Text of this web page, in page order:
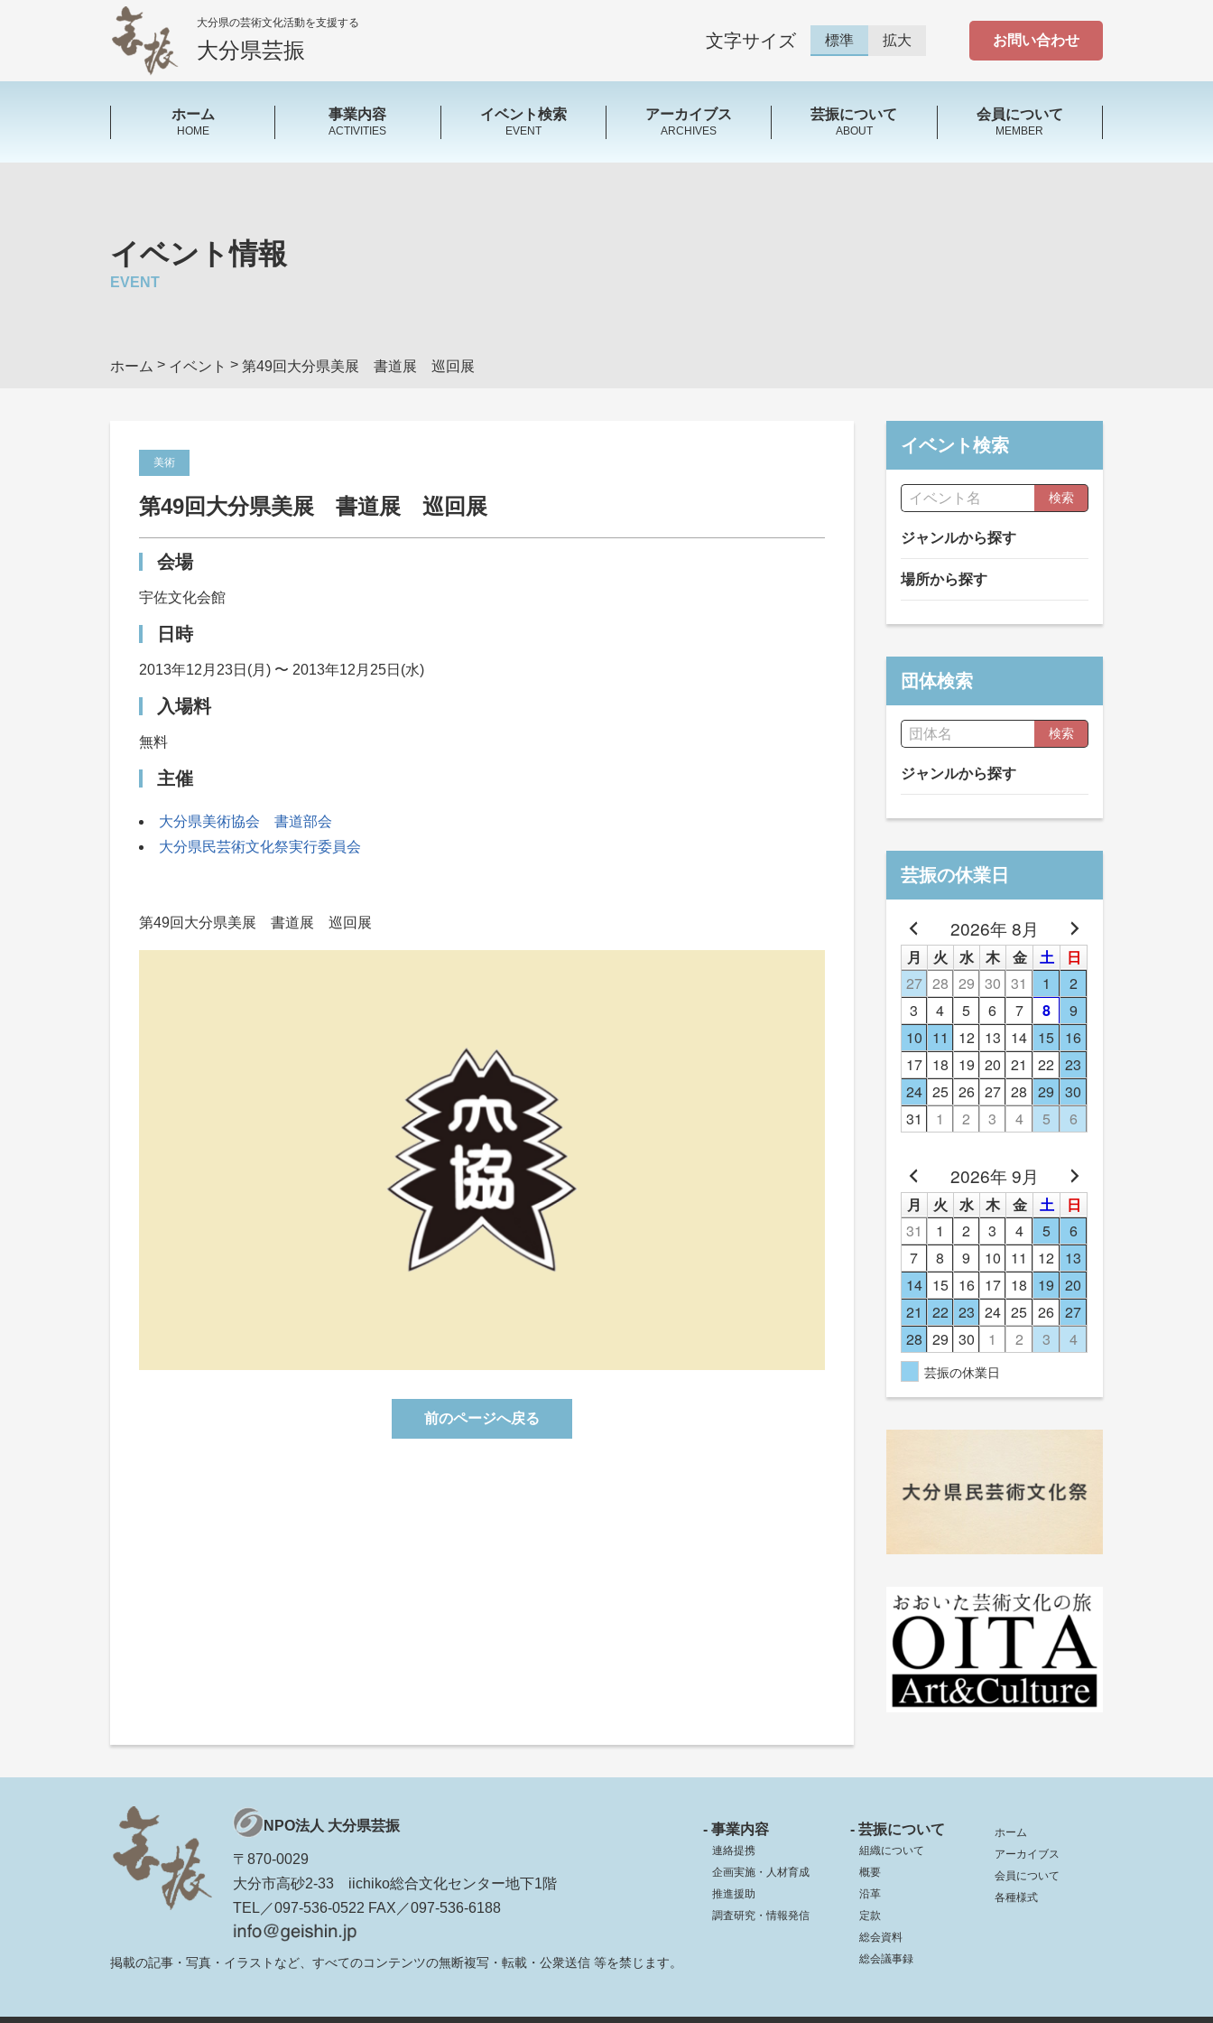
大分県の芸術文化活動を支援する
大分県芸振 文字サイズ 標準 拡大 お問い合わせ
ホーム
HOME
事業内容
ACTIVITIES
イベント検索
EVENT
アーカイブス
ARCHIVES
芸振について
ABOUT
会員について
MEMBER
イベント情報
EVENT
ホーム > イベント > 第49回大分県美展 書道展 巡回展
美術
第49回大分県美展 書道展 巡回展
会場
宇佐文化会館
日時
2013年12月23日(月) 〜 2013年12月25日(水)
入場料
無料
主催
大分県美術協会 書道部会
大分県民芸術文化祭実行委員会
第49回大分県美展 書道展 巡回展
前のページへ戻る
イベント検索
検索
ジャンルから探す
場所から探す
団体検索
検索
ジャンルから探す
芸振の休業日
2026年 8月
月 火 水 木 金 土
日
27 28 29 30 31 1
2
3
4 5 6 7 8
9
10 11 12 13 14 15 16
17 18 19 20 21 22 23
24 25 26 27 28 29 30
31
1 2 3 4 5 6
2026年 9月
月 火 水 木 金 土
日
31
1 2 3 4 5
6
7
8 9 10 11 12 13
14 15 16 17 18 19 20
21
22 23 24 25 26 27
28 29 30 1 2 3 4
芸振の休業日
NPO法人 大分県芸振
〒870-0029
大分市高砂2-33 iichiko総合文化センター地下1階
TEL／097-536-0522 FAX／097-536-6188
掲載の記事・写真・イラストなど、すべてのコンテンツの無断複写・転載・公衆送信 等を禁じます。
- 事業内容
連絡提携
企画実施・人材育成
推進援助
調査研究・情報発信
- 芸振について
組織について
概要
沿革
定款
総会資料
総会議事録
ホーム
アーカイブス
会員について
各種様式